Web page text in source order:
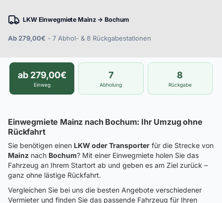
LKW Einwegmiete Mainz → Bochum
Ab 279,00€ - 7 Abhol- & 8 Rückgabestationen
ab 279,00€
Einweg
7
Abholung
8
Rückgabe
Einwegmiete Mainz nach Bochum: Ihr Umzug ohne
Rückfahrt
Sie benötigen einen LKW oder Transporter für die Strecke von
Mainz nach Bochum? Mit einer Einwegmiete holen Sie das
Fahrzeug an Ihrem Startort ab und geben es am Ziel zurück –
ganz ohne lästige Rückfahrt.
Vergleichen Sie bei uns die besten Angebote verschiedener
Vermieter und finden Sie das passende Fahrzeug für Ihren